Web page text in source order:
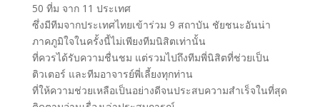
50 ที่ม จาก 11 ประเทศ
ซึ่งมีทีมจากประเทศไทยเข้าร่วม 9 สถาบัน ชัยชนะอันน่า
ภาคภูมิใจในครั้งนี้ไม่เพียงทีมนิสิตเท่านั้น
ที่ควรได้รับความชื่นชม แต่รวมไปถึงทีมพี่นิสิตที่ช่วยเป็น
ติวเตอร์ และทีมอาจารย์พี่เลี้ยงทุกท่าน
ที่ให้ความช่วยเหลือเป็นอย่างดีจนประสบความสำเร็จในที่สุด